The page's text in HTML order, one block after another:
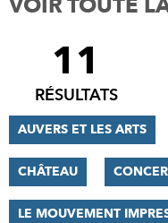
FILTRER
RÉSULTATS
11
RÉSULTATS
AUVERS ET LES ARTS
CHÂTEAU
LE MOUVEMENT